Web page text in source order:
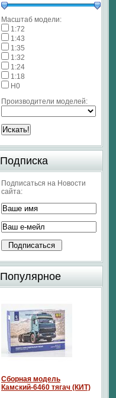
Масштаб модели:
1:72
1:43
1:35
1:32
1:24
1:18
H0
Производители моделей:
Подписка
Подписаться на Новости
сайта:
Популярное
Сборная модель
Камский-6460 тягач (КИТ)